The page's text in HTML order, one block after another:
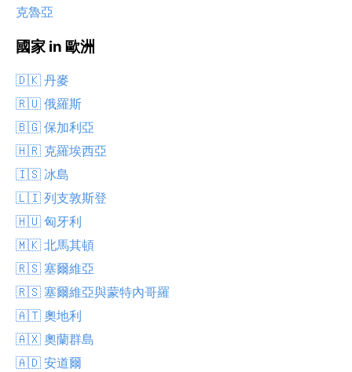
克魯亞
國家 in 歐洲
🇩🇰 丹麥
🇷🇺 俄羅斯
🇧🇬 保加利亞
🇭🇷 克羅埃西亞
🇮🇸 冰島
🇱🇮 列支敦斯登
🇭🇺 匈牙利
🇲🇰 北馬其頓
🇷🇸 塞爾維亞
🇷🇸 塞爾維亞與蒙特內哥羅
🇦🇹 奧地利
🇦🇽 奧蘭群島
🇦🇩 安道爾